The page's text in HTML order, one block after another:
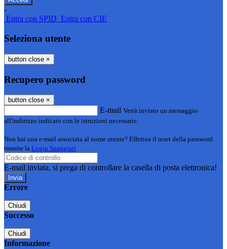
-
Entra con SPID Entra con CIE
Seleziona utente
button close ×
Recupero password
button close ×
E-mail Verrà inviato un messaggio
all'indirizzo indicato con le istruzioni necessarie.
Non hai una e-mail associata al nome utente? Effettua il reset della password
tramite la Login Spaggiari
E-mail inviata, si prega di controllare la casella di posta elettronica!
Errore
Chiudi
Successo
Chiudi
Informazione